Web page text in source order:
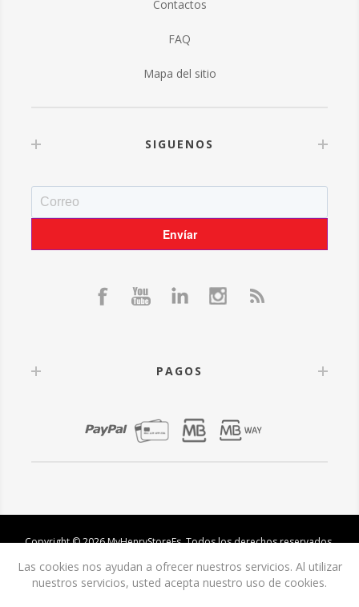
Contactos
FAQ
Mapa del sitio
SIGUENOS
PAGOS
Copyright © 2026 MyHenryStoreEs. Todos los derechos reservados.
Las cookies nos ayudan a ofrecer nuestros servicios. Al utilizar
nuestros servicios, usted acepta nuestro uso de cookies.